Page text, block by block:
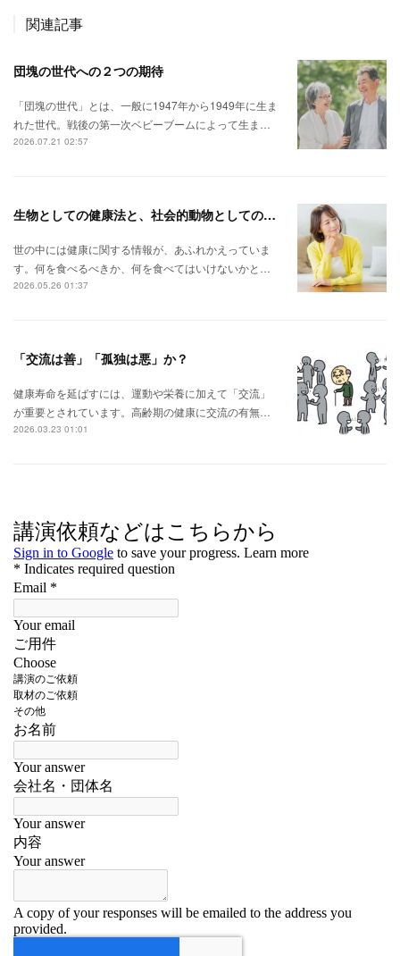
関連記事
団塊の世代への２つの期待
「団塊の世代」とは、一般に1947年から1949年に生ま
れた世代。戦後の第一次ベビーブームによって生ま…
2026.07.21 02:57
生物としての健康法と、社会的動物としての健康法。
世の中には健康に関する情報が、あふれかえっていま
す。何を食べるべきか、何を食べてはいけないかと…
2026.05.26 01:37
「交流は善」「孤独は悪」か？
健康寿命を延ばすには、運動や栄養に加えて「交流」
が重要とされています。高齢期の健康に交流の有無…
2026.03.23 01:01